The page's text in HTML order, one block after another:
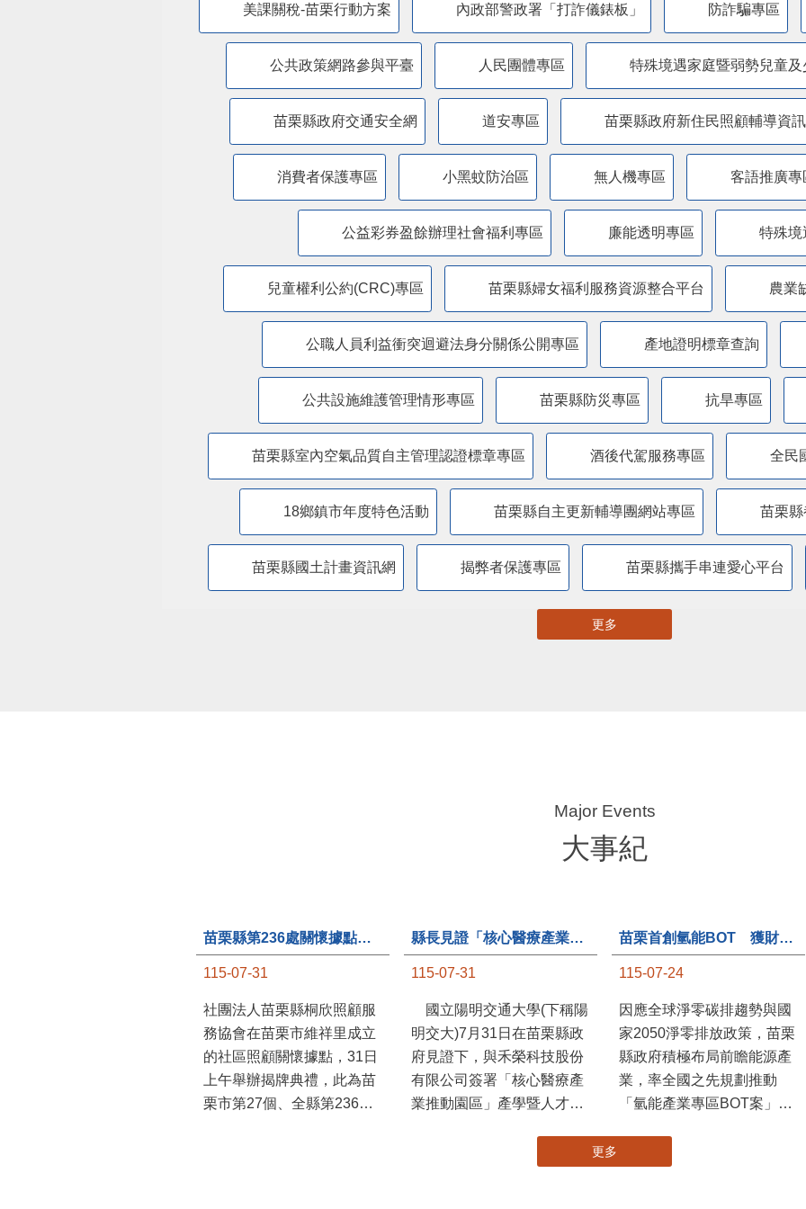
美課關稅-苗栗行動方案 內政部警政署「打詐儀錶板」 防詐騙專區
公共政策網路參與平臺 人民團體專區 特殊境遇家庭暨弱勢兒童
苗栗縣政府交通安全網 道安專區 苗栗縣政府新住民照顧輔導資
消費者保護專區 小黑蚊防治區 無人機專區 客語推廣專
公益彩券盈餘辦理社會福利專區 廉能透明專區 特殊境
兒童權利公約(CRC)專區 苗栗縣婦女福利服務資源整合平台 農業
公職人員利益衝突迴避法身分關係公開專區 產地證明標章查詢
​公共設施維護管理情形專區 苗栗縣防災專區 抗旱專區
苗栗縣室內空氣品質自主管理認證標章專區 酒後代駕服務專區 全民
18鄉鎮市年度特色活動 苗栗縣自主更新輔導團網站專區 苗栗
苗栗縣國土計畫資訊網 揭弊者保護專區 苗栗縣攜手串連愛心平台
更多
大事紀
苗栗縣第236處關懷據點在苗栗市維祥里揭牌
115-07-31
社團法人苗栗縣桐欣照顧服
務協會在苗栗市維祥里成立
的社區照顧關懷據點，31日
上午舉辦揭牌典禮，此為苗
栗市第27個、全縣第236處
縣長見證「核心醫療產業推動園區」產學合作簽約儀式
115-07-31
國立陽明交通大學(下稱陽
明交大)7月31日在苗栗縣政
府見證下，與禾榮科技股份
有限公司簽署「核心醫療產
業推動園區」產學暨人才培
苗栗首創氫能BOT 獲財政部「突破之翼」肯定
115-07-24
因應全球淨零碳排趨勢與國
家2050淨零排放政策，苗栗
縣政府積極布局前瞻能源產
業，率全國之先規劃推動
「氫能產業專區BOT案」，
更多